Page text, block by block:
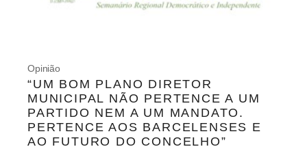
Opinião
“UM BOM PLANO DIRETOR
MUNICIPAL NÃO PERTENCE A UM
PARTIDO NEM A UM MANDATO.
PERTENCE AOS BARCELENSES E
AO FUTURO DO CONCELHO”